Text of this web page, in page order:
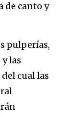
de canto y
pulperías,
las
cual las